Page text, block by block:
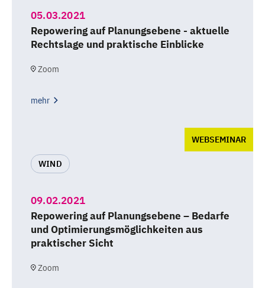
05.03.2021
Repowering auf Planungsebene - aktuelle
Rechtslage und praktische Einblicke
Zoom
mehr
WEBSEMINAR
WIND
09.02.2021
Repowering auf Planungsebene – Bedarfe
und Optimierungsmöglichkeiten aus
praktischer Sicht
Zoom